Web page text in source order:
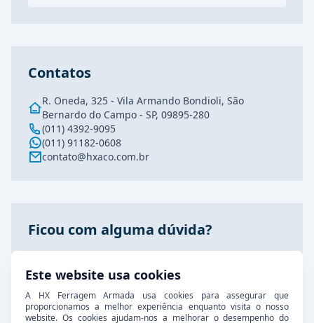
Este website usa cookies
A HX Ferragem Armada usa cookies para assegurar que
proporcionamos a melhor experiência enquanto visita o nosso
website. Os cookies ajudam-nos a melhorar o desempenho do
Contatos
R. Oneda, 325 - Vila Armando Bondioli, São
Bernardo do Campo - SP, 09895-280
(011) 4392-9095
(011) 91182-0608
contato@hxaco.com.br
Ficou com alguma dúvida?
prontos para atende-lo!
Entre em contato